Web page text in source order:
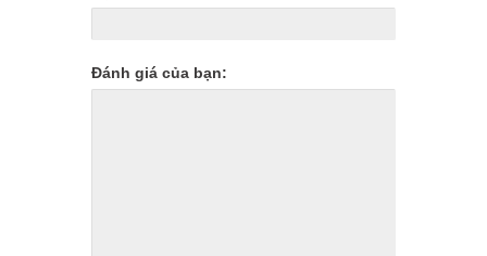
Đánh giá của bạn: